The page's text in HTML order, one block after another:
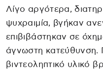
Λίγο αργότερα,
ψυχραιμία, βγήκαν
επιβιβάστηκαν σε
άγνωστη κατεύθυνση.
βιντεοληπτικό υλικό